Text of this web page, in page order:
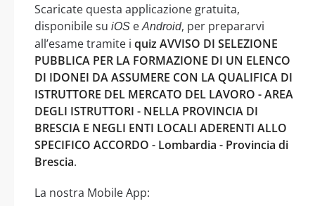
Scaricate questa applicazione gratuita,
disponibile su iOS eAndroid, per prepararvi
all’esame tramite i quiz AVVISO DI SELEZIONE
PUBBLICA PER LA FORMAZIONE DI UN ELENCO
DI IDONEI DA ASSUMERE CON LA QUALIFICA DI
ISTRUTTORE DEL MERCATO DEL LAVORO - AREA
DEGLI ISTRUTTORI - NELLA PROVINCIA DI
BRESCIA E NEGLI ENTI LOCALI ADERENTI ALLO
SPECIFICO ACCORDO - Lombardia - Provincia di
Brescia.
La nostra Mobile App: